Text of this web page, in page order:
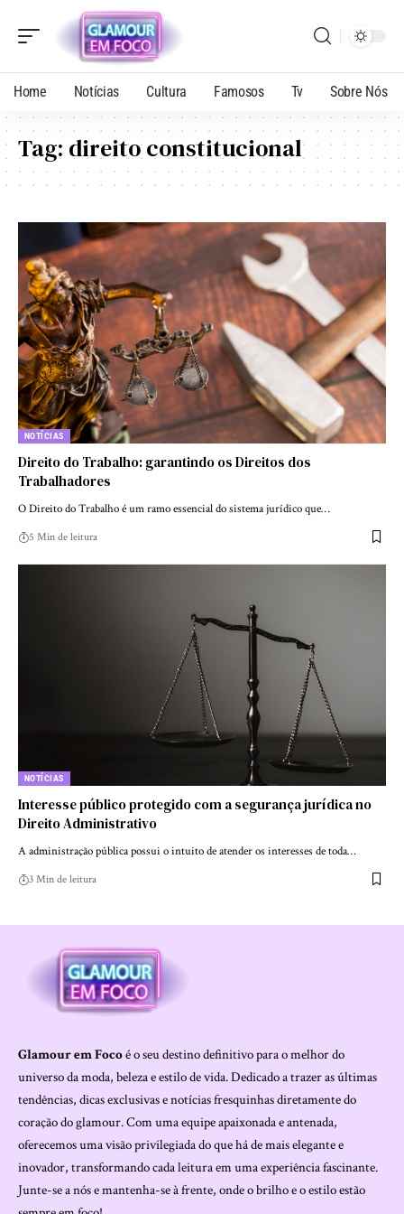
Home Notícias Cultura Famosos Tv Sobre Nós
Tag: direito constitucional
NOTÍCIAS
Direito do Trabalho: garantindo os Direitos dos
Trabalhadores
O Direito do Trabalho é um ramo essencial do sistema jurídico que…
5 Min de leitura
NOTÍCIAS
Interesse público protegido com a segurança jurídica no
Direito Administrativo
A administração pública possui o intuito de atender os interesses de toda…
3 Min de leitura
Glamour em Focoé o seu destino definitivo para o melhor do
universo da moda, beleza e estilo de vida. Dedicado a trazer as últimas
tendências, dicas exclusivas e notícias fresquinhas diretamente do
coração do glamour. Com uma equipe apaixonada e antenada,
oferecemos uma visão privilegiada do que há de mais elegante e
inovador, transformando cada leitura em uma experiência fascinante.
Junte-se a nós e mantenha-se à frente, onde o brilho e o estilo estão